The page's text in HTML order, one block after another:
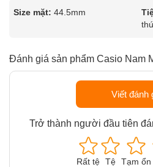
Size mặt: 44.5mm
Đánh giá sản phẩm Casio Nam
Viết đánh
Trở thành người đầu tiên
Rất tệ Tệ Tạm ổn